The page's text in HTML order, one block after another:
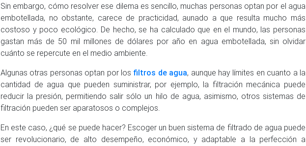
Sin embargo, cómo resolver ese dilema es sencillo, muchas personas optan por el agua
embotellada, no obstante, carece de practicidad, aunado a que resulta mucho más
costoso y poco ecológico. De hecho, se ha calculado que en el mundo, las personas
gastan más de 50 mil millones de dólares por año en agua embotellada, sin olvidar
cuánto se repercute en el medio ambiente.
Algunas otras personas optan por los filtros de agua, aunque hay límites en cuanto a la
cantidad de agua que pueden suministrar, por ejemplo, la filtración mecánica puede
reducir la presión, permitiendo salir sólo un hilo de agua, asimismo, otros sistemas de
filtración pueden ser aparatosos o complejos.
En este caso, ¿qué se puede hacer? Escoger un buen sistema de filtrado de agua puede
ser revolucionario, de alto desempeño, económico, y adaptable a la perfección a